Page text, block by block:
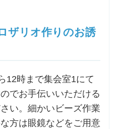
ザリオ作りのお誘
12時まで集会室1にて
でお手伝いいただける
い。細かいビーズ作業
方は眼鏡などをご用意